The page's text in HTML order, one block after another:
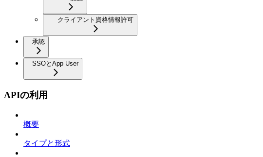
クライアント資格情報許可
承認
SSOとApp User
APIの利用
概要
タイプと形式